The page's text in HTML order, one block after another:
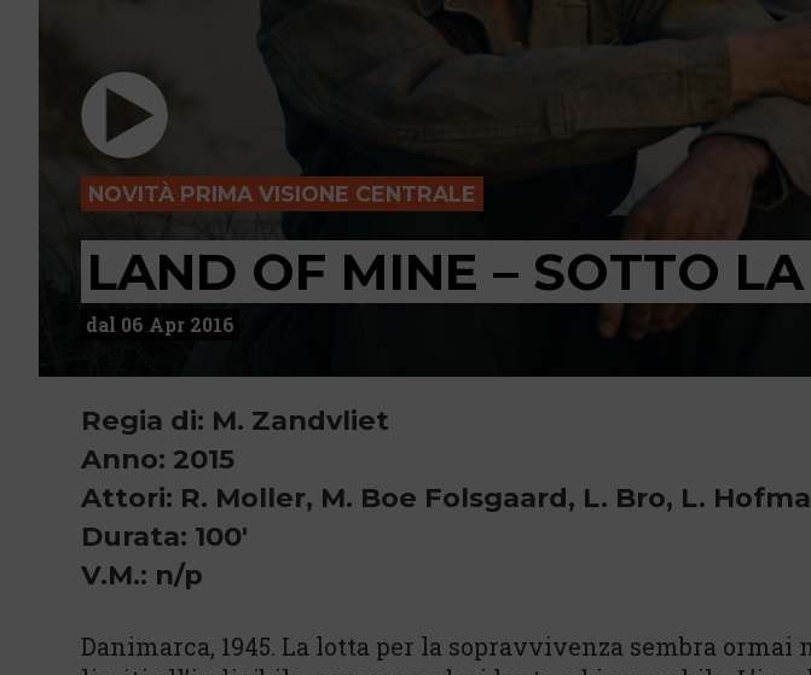
NOVITÀ PRIMA VISIONE CENTRALE
LAND OF MINE – SOTTO
dal 06 Apr 2016
Regia di: M. Zandvliet
Anno: 2015
Attori: R. Moller, M. Boe Folsgaard, L. Bro, L.
Durata: 100'
V.M.: n/p
Danimarca, 1945. La lotta per la sopravvivenza sembra ormai